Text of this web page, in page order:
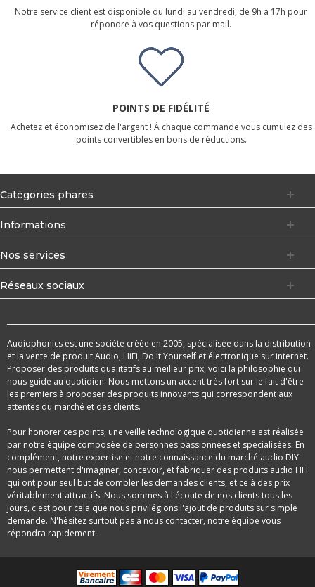
Notre service client est disponible du lundi au vendredi, de 9h à 17h pour
répondre à vos questions par mail.
POINTS DE FIDÉLITÉ
Achetez et économisez de l'argent ! À chaque commande vous cumulez des
points convertibles en bons de réductions.
Catégories phares
Informations
Nos services
Réseaux sociaux
Audiophonics est une société créée en 2005, spécialisée dans la distribution
et la vente de produit Audio, HiFi, Do It Yourself et électronique sur internet.
Proposer des produits qualitatifs au meilleur prix, voici la philosophie qui
nous guide au quotidien. Nous mettons un accent très fort sur le fait d'être
les premiers à proposer des produits innovants qui correspondent aux
attentes du marché et des clients.
Pour honorer ces points, une veille technologique quotidienne est réalisée
par notre équipe composée de personnes passionnées et spécialisées. En
complément, notre expertise et notre connaissance du marché audio DIY
nous permettent d'imaginer, concevoir, et fabriquer des produits audio HFi
qui ont pour seul but de combler les demandes clients, et ce à des prix
véritablement attractifs. Nous sommes à l'écoute de nos clients tous les
jours, c'est pour cela que nous privilégions l'ajout de produits sur simple
demande. N'hésitez surtout pas à nous contacter, notre équipe vous
répondra rapidement.